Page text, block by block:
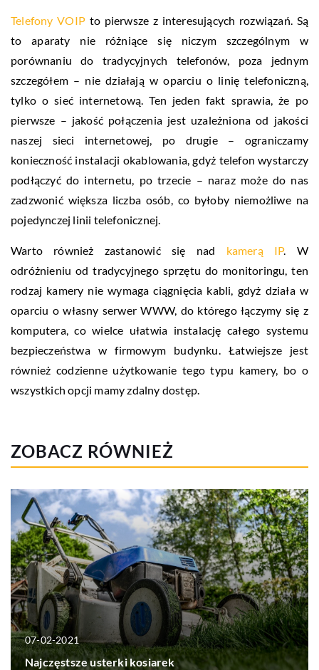
Telefony VOIP to pierwsze z interesujących rozwiązań. Są
to aparaty nie różniące się niczym szczególnym w
porównaniu do tradycyjnych telefonów, poza jednym
szczegółem – nie działają w oparciu o linię telefoniczną,
tylko o sieć internetową. Ten jeden fakt sprawia, że po
pierwsze – jakość połączenia jest uzależniona od jakości
naszej sieci internetowej, po drugie – ograniczamy
konieczność instalacji okablowania, gdyż telefon wystarczy
podłączyć do internetu, po trzecie – naraz może do nas
zadzwonić większa liczba osób, co byłoby niemożliwe na
pojedynczej linii telefonicznej.
Warto również zastanowić się nad kamerą IP. W
odróżnieniu od tradycyjnego sprzętu do monitoringu, ten
rodzaj kamery nie wymaga ciągnięcia kabli, gdyż działa w
oparciu o własny serwer WWW, do którego łączymy się z
komputera, co wielce ułatwia instalację całego systemu
bezpieczeństwa w firmowym budynku. Łatwiejsze jest
również codzienne użytkowanie tego typu kamery, bo o
wszystkich opcji mamy zdalny dostęp.
ZOBACZ RÓWNIEŻ
07-02-2021
Najczęstsze usterki kosiarek